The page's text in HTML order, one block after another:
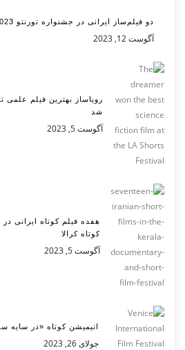
دو فیلم‌ساز ایرانی در جشنواره تورنتو 2023
آگوست 12, 2023
شد
آگوست 5, 2023
هفده فیلم کوتاه ایرانی
کوتاه کرالا
آگوست 5, 2023
انیمیشن کوتاه «در سایه
جولای 26, 2023